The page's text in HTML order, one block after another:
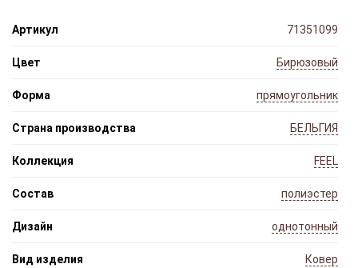
Артикул 71351099
Цвет Бирюзовый
Форма прямоугольник
Страна производства БЕЛЬГИЯ
Коллекция FEEL
Состав полиэстер
Дизайн однотонный
Вид изделия Ковер